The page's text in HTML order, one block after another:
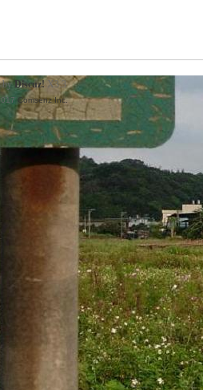
byDiscuz! X3.3
Comsenz Inc.